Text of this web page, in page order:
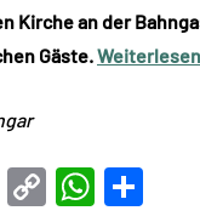
Kirche an der
Gäste.
Messenger
Copy